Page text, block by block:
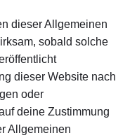
dieser Allgemeinen
sobald solche
dieser Website nach
oder
deine Zustimmung
Allgemeinen